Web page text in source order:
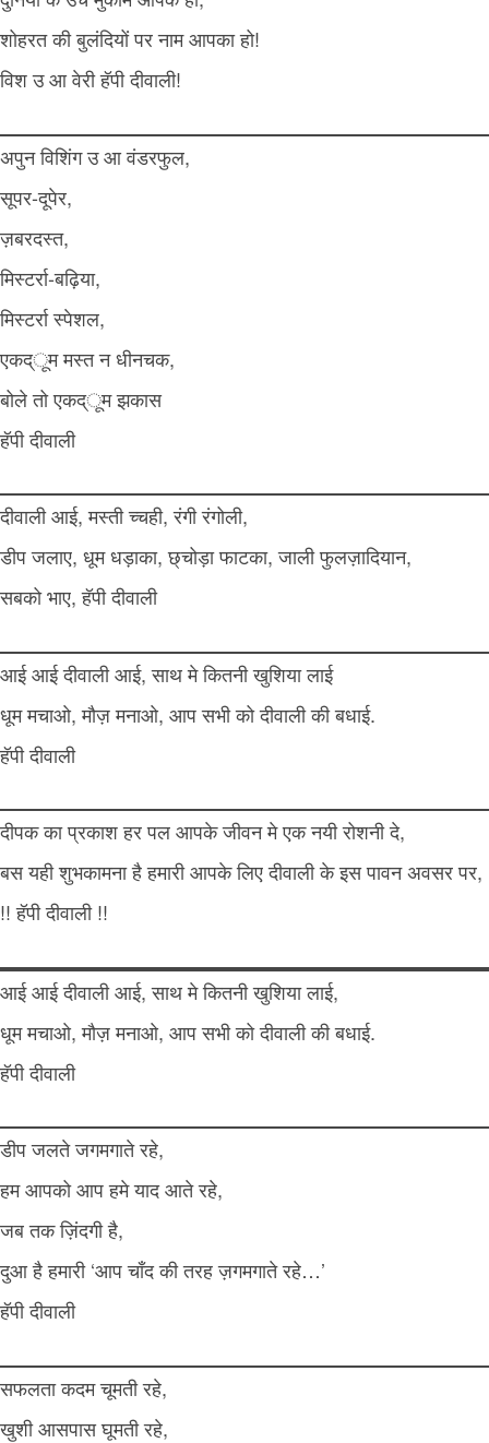
शोहरत की बुलंदियों पर नाम आपका हो!
विश उ आ वेरी हॅपी दीवाली!
अपुन विशिंग उ आ वंडरफुल,
सूपर-दूपेर,
ज़बरदस्त,
मिस्टर्रा-बढ़िया,
मिस्टर्रा स्पेशल,
एकद्ूम मस्त न धीनचक,
बोले तो एकद्ूम झकास
हॅपी दीवाली
दीवाली आई, मस्ती च्चही, रंगी रंगोली,
डीप जलाए, धूम धड़ाका, छ्चोड़ा फाटका, जाली फुलज़ादियान,
सबको भाए, हॅपी दीवाली
आई आई दीवाली आई, साथ मे कितनी खुशिया लाई
धूम मचाओ, मौज़ मनाओ, आप सभी को दीवाली की बधाई.
हॅपी दीवाली
दीपक का प्रकाश हर पल आपके जीवन मे एक नयी रोशनी दे,
बस यही शुभकामना है हमारी आपके लिए दीवाली के इस पावन अवसर पर,
!! हॅपी दीवाली !!
आई आई दीवाली आई, साथ मे कितनी खुशिया लाई,
धूम मचाओ, मौज़ मनाओ, आप सभी को दीवाली की बधाई.
हॅपी दीवाली
डीप जलते जगमगाते रहे,
हम आपको आप हमे याद आते रहे,
जब तक ज़िंदगी है,
दुआ है हमारी ‘आप चाँद की तरह ज़गमगाते रहे…’
हॅपी दीवाली
सफलता कदम चूमती रहे,
खुशी आसपास घूमती रहे,